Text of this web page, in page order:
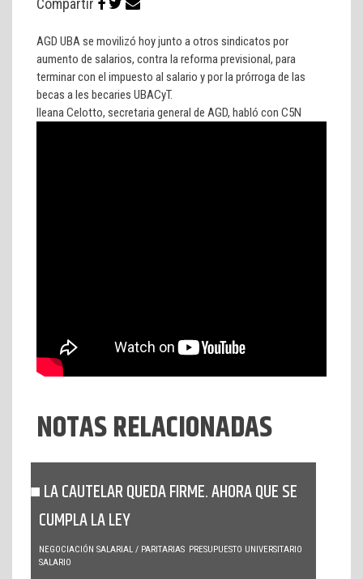
Compartir
AGD UBA se movilizó hoy junto a otros sindicatos por
aumento de salarios, contra la reforma previsional, para
terminar con el impuesto al salario y por la prórroga de las
becas a les becaries UBACyT.
Ileana Celotto, secretaria general de AGD, habló con C5N
NOTAS RELACIONADAS
LA CAUTELAR QUEDA FIRME. AHORA QUE SE
CUMPLA LA LEY
NEGOCIACIÓN SALARIAL / PARITARIAS PRESUPUESTO UNIVERSITARIO
SALARIO